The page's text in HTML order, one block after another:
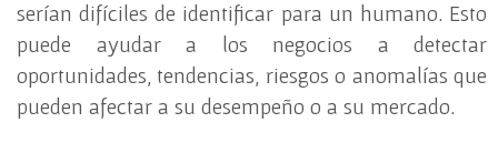
serían difíciles de identificar para un humano. Esto
puede ayudar a los negocios a detectar
oportunidades, tendencias, riesgos o anomalías que
pueden afectar a su desempeño o a su mercado.